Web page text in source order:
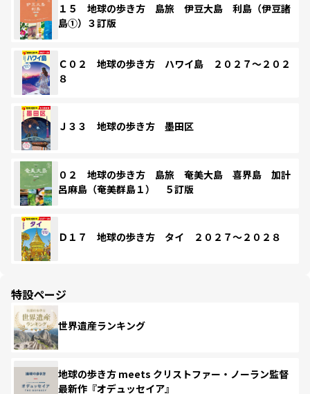
１５ 地球の歩き方 島旅 伊豆大島 利島（伊豆諸
島①）３訂版
Ｃ０２ 地球の歩き方 ハワイ島 ２０２７～２０２
８
Ｊ３３ 地球の歩き方 墨田区
０２ 地球の歩き方 島旅 奄美大島 喜界島 加計
呂麻島（奄美群島１） ５訂版
Ｄ１７ 地球の歩き方 タイ ２０２７～２０２８
特設ページ
世界遺産ランキング
地球の歩き方 meets クリストファー・ノーラン監督
最新作『オデュッセイア』